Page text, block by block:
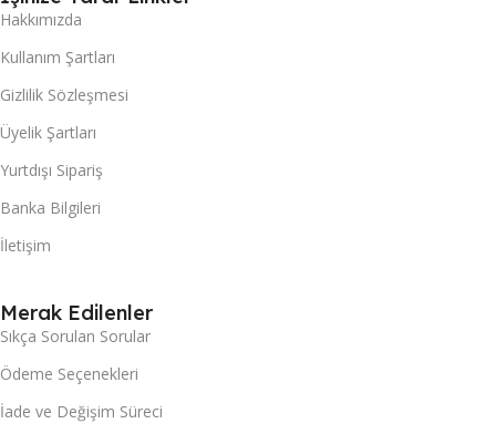
Hakkımızda
Kullanım Şartları
Gizlilik Sözleşmesi
Üyelik Şartları
Yurtdışı Sipariş
Banka Bilgileri
İletişim
Merak Edilenler
Sıkça Sorulan Sorular
Ödeme Seçenekleri
İade ve Değişim Süreci